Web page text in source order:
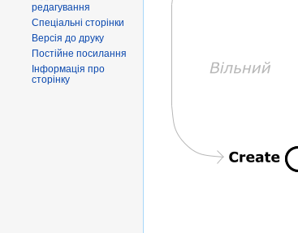
редагування
Спеціальні сторінки
Версія до друку
Постійне посилання
Інформація про
сторінку